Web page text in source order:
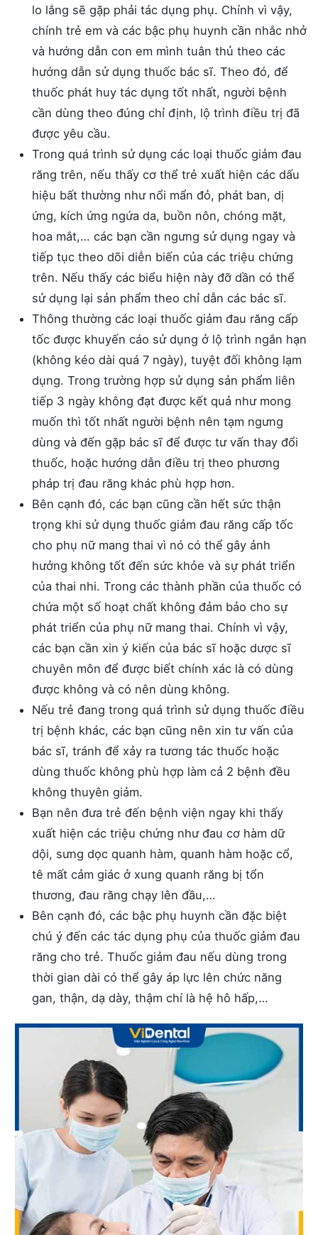
lo lắng sẽ gặp phải tác dụng phụ. Chính vì vậy,
chính trẻ em và các bậc phụ huynh cần nhắc nhở
và hướng dẫn con em mình tuân thủ theo các
hướng dẫn sử dụng thuốc bác sĩ. Theo đó, để
thuốc phát huy tác dụng tốt nhất, người bệnh
cần dùng theo đúng chỉ định, lộ trình điều trị đã
được yêu cầu.
Trong quá trình sử dụng các loại thuốc giảm đau
răng trên, nếu thấy cơ thể trẻ xuất hiện các dấu
hiệu bất thường như nổi mẩn đỏ, phát ban, dị
ứng, kích ứng ngứa da, buồn nôn, chóng mặt,
hoa mắt,… các bạn cần ngưng sử dụng ngay và
tiếp tục theo dõi diễn biến của các triệu chứng
trên. Nếu thấy các biểu hiện này đỡ dần có thể
sử dụng lại sản phẩm theo chỉ dẫn các bác sĩ.
Thông thường các loại thuốc giảm đau răng cấp
tốc được khuyến cáo sử dụng ở lộ trình ngắn hạn
(không kéo dài quá 7 ngày), tuyệt đối không lạm
dụng. Trong trường hợp sử dụng sản phẩm liên
tiếp 3 ngày không đạt được kết quả như mong
muốn thì tốt nhất người bệnh nên tạm ngưng
dùng và đến gặp bác sĩ để được tư vấn thay đổi
thuốc, hoặc hướng dẫn điều trị theo phương
pháp trị đau răng khác phù hợp hơn.
Bên cạnh đó, các bạn cũng cần hết sức thận
trọng khi sử dụng thuốc giảm đau răng cấp tốc
cho phụ nữ mang thai vì nó có thể gây ảnh
hưởng không tốt đến sức khỏe và sự phát triển
của thai nhi. Trong các thành phần của thuốc có
chứa một số hoạt chất không đảm bảo cho sự
phát triển của phụ nữ mang thai. Chính vì vậy,
các bạn cần xin ý kiến của bác sĩ hoặc dược sĩ
chuyên môn để được biết chính xác là có dùng
được không và có nên dùng không.
Nếu trẻ đang trong quá trình sử dụng thuốc điều
trị bệnh khác, các bạn cũng nên xin tư vấn của
bác sĩ, tránh để xảy ra tương tác thuốc hoặc
dùng thuốc không phù hợp làm cả 2 bệnh đều
không thuyên giảm.
Bạn nên đưa trẻ đến bệnh viện ngay khi thấy
xuất hiện các triệu chứng như đau cơ hàm dữ
dội, sưng dọc quanh hàm, quanh hàm hoặc cổ,
tê mất cảm giác ở xung quanh răng bị tổn
thương, đau răng chạy lên đầu,…
Bên cạnh đó, các bậc phụ huynh cần đặc biệt
chú ý đến các tác dụng phụ của thuốc giảm đau
răng cho trẻ. Thuốc giảm đau nếu dùng trong
thời gian dài có thể gây áp lực lên chức năng
gan, thận, dạ dày, thậm chí là hệ hô hấp,…